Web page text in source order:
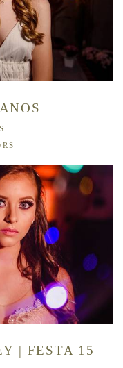
| FESTA 15